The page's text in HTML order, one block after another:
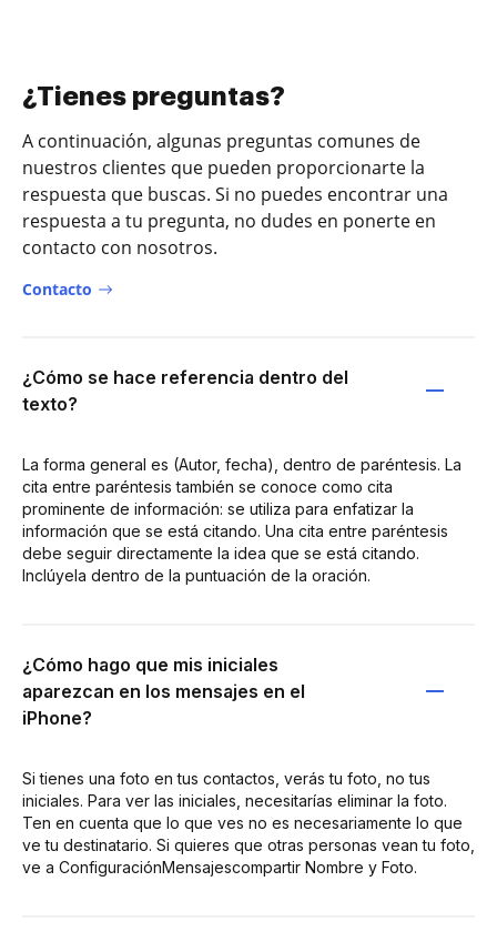
¿Tienes preguntas?
A continuación, algunas preguntas comunes de
nuestros clientes que pueden proporcionarte la
respuesta que buscas. Si no puedes encontrar una
respuesta a tu pregunta, no dudes en ponerte en
contacto con nosotros.
Contacto
¿Cómo se hace referencia dentro del
texto?
La forma general es (Autor, fecha), dentro de paréntesis. La
cita entre paréntesis también se conoce como cita
prominente de información: se utiliza para enfatizar la
información que se está citando. Una cita entre paréntesis
debe seguir directamente la idea que se está citando.
Inclúyela dentro de la puntuación de la oración.
¿Cómo hago que mis iniciales
aparezcan en los mensajes en el
iPhone?
Si tienes una foto en tus contactos, verás tu foto, no tus
iniciales. Para ver las iniciales, necesitarías eliminar la foto.
Ten en cuenta que lo que ves no es necesariamente lo que
ve tu destinatario. Si quieres que otras personas vean tu foto,
ve a ConfiguraciónMensajescompartir Nombre y Foto.